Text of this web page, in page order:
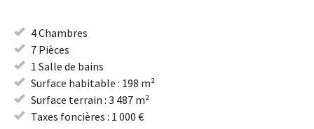
4 Chambres
7 Pièces
1 Salle de bains
Surface habitable : 198 m²
Surface terrain : 3 487 m²
Taxes foncières : 1 000 €